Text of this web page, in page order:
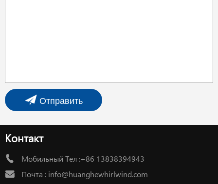
Отправить
Контакт
Мобильный Тел :+86 13838394943
Почта : info@huanghewhirlwind.com